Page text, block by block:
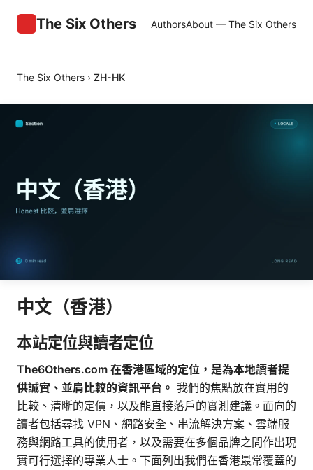
The Six Others AuthorsAbout — The Six Others
The Six Others › ZH-HK
中文（香港）
本站定位與讀者定位
The6Others.com 在香港區域的定位，是為本地讀者提
供誠實、並肩比較的資訊平台。 我們的焦點放在實用的
比較、清晰的定價，以及能直接落戶的實測建議。面向的
讀者包括尋找 VPN、網路安全、串流解決方案、雲端服
務與網路工具的使用者，以及需要在多個品牌之間作出現
實可行選擇的專業人士。下面列出我們在香港最常覆蓋的